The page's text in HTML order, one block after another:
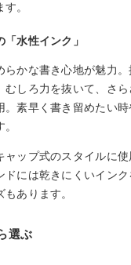
。
水性インク」
らかな書き心地が魅力
むしろ力を抜いて、さ
。素早く書き留めたい
ャップ式のスタイルに
ドには乾きにくいイン
あります。
選ぶ